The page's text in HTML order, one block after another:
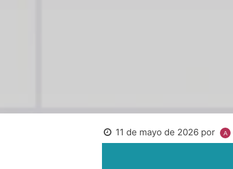
11 de mayo de 2026 por